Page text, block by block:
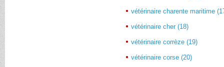
vétérinaire charente maritime
vétérinaire cher (18)
vétérinaire corrèze (19)
vétérinaire corse (20)